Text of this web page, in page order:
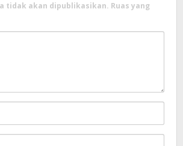
tidak akan dipublikasikan. Ruas yang